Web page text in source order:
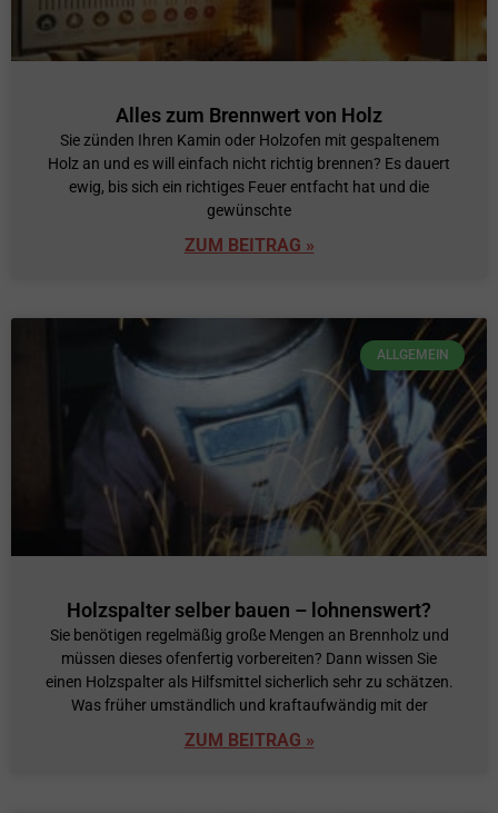
Alles zum Brennwert von Holz
Sie zünden Ihren Kamin oder Holzofen mit gespaltenem
Holz an und es will einfach nicht richtig brennen? Es dauert
ewig, bis sich ein richtiges Feuer entfacht hat und die
gewünschte
ZUM BEITRAG »
ALLGEMEIN
Holzspalter selber bauen – lohnenswert?
Sie benötigen regelmäßig große Mengen an Brennholz und
müssen dieses ofenfertig vorbereiten? Dann wissen Sie
einen Holzspalter als Hilfsmittel sicherlich sehr zu schätzen.
Was früher umständlich und kraftaufwändig mit der
ZUM BEITRAG »